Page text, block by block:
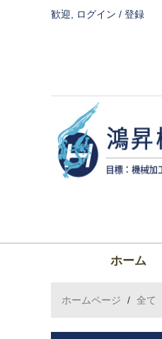
歓迎, ログイン / 登録
ホーム
ホームページ / 全て